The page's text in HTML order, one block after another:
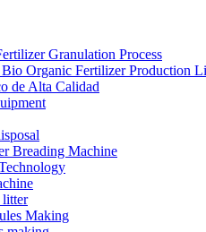
Granulation Process
Organic Fertilizer Production
de Alta Calidad
Breading Machine
litter
Making